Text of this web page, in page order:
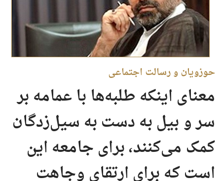
حوزویان و رسالت اجتماعی
معنای اینکه طلبه‌ها با عمامه بر
سر و بیل به دست به سیل‌زدگان
کمک می‌کنند، برای جامعه این
است که برای ارتقای وجاهت